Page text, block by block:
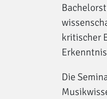
kritischer
Die